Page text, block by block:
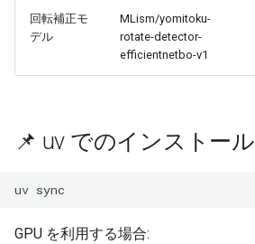
回転補正モ
デル
MLism/yomitoku-
rotate-detector-
efficientnetbo-v1
📌 uv でのインストール
uv
GPU を利用する場合: